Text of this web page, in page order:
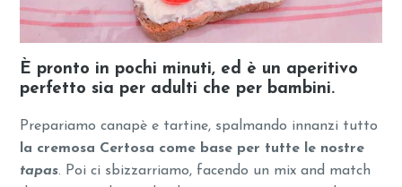
È pronto in pochi minuti, ed è un aperitivo
perfetto sia per adulti che per bambini.
Prepariamo canapè e tartine, spalmando innanzi tutto
la cremosa Certosa come base per tutte le nostre
tapas. Poi ci sbizzarriamo, facendo un mix and match